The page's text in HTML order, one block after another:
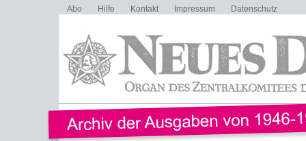
Abo Hilfe Kontakt Impressum Datenschutz